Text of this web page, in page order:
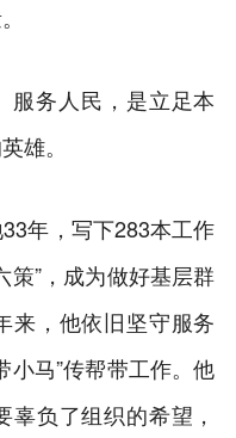
服务人民，是立足本
雄。
年，写下283本工作
策”，成为做好基层群
来，他依旧坚守服务
小马”传帮带工作。他
负了组织的希望，